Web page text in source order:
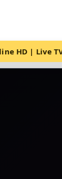
HD | Live